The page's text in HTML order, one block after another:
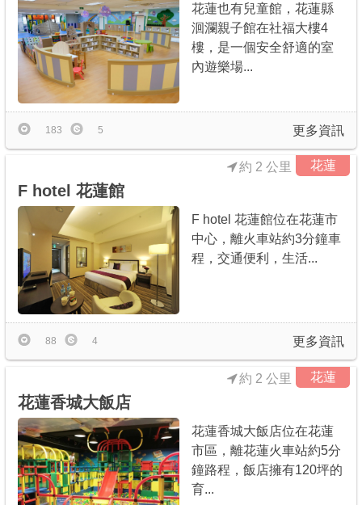
花蓮也有兒童館，花蓮縣
洄瀾親子館在社福大樓4
樓，是一個安全舒適的室
內遊樂場...
更多資訊
183 5
花蓮
F hotel 花蓮館
約 2 公里
F hotel 花蓮館位在花蓮市
中心，離火車站約3分鐘車
程，交通便利，生活...
更多資訊
88 4
花蓮
花蓮香城大飯店
約 2 公里
花蓮香城大飯店位在花蓮
市區，離花蓮火車站約5分
鐘路程，飯店擁有120坪的
育...